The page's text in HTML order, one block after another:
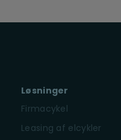
Løsninger
Firmacykel
Leasing af elcykler